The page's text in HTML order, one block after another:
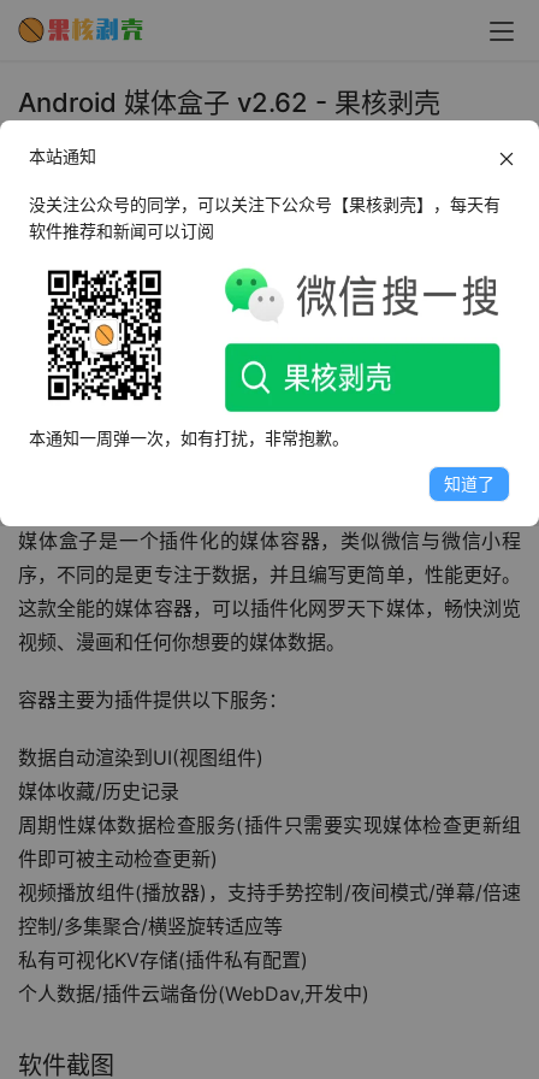
Android 媒体盒子 v2.62 - 果核剥壳
2024年8月8日 上午9:34
AI摘要
此内容由AI根据文章内容自动生成，并已由人工审核
媒体盒子是插件化媒体容器，专注数据，编写简单且性能
优越。支持视频、漫画等媒体浏览，提供数据渲染、收藏/
历史记录、自动检查更新、视频播放等功能，还有私有存
储和云端备份。
媒体盒子是一个插件化的媒体容器，类似微信与微信小程
序，不同的是更专注于数据，并且编写更简单，性能更好。
这款全能的媒体容器，可以插件化网罗天下媒体，畅快浏览
视频、漫画和任何你想要的媒体数据。
容器主要为插件提供以下服务：
数据自动渲染到UI(视图组件)
媒体收藏/历史记录
周期性媒体数据检查服务(插件只需要实现媒体检查更新组
件即可被主动检查更新)
视频播放组件(播放器)，支持手势控制/夜间模式/弹幕/倍速
控制/多集聚合/横竖旋转适应等
私有可视化KV存储(插件私有配置)
个人数据/插件云端备份(WebDav,开发中)
软件截图
本站通知
没关注公众号的同学，可以关注下公众号【果核剥壳】，每天有
软件推荐和新闻可以订阅
本通知一周弹一次，如有打扰，非常抱歉。
知道了